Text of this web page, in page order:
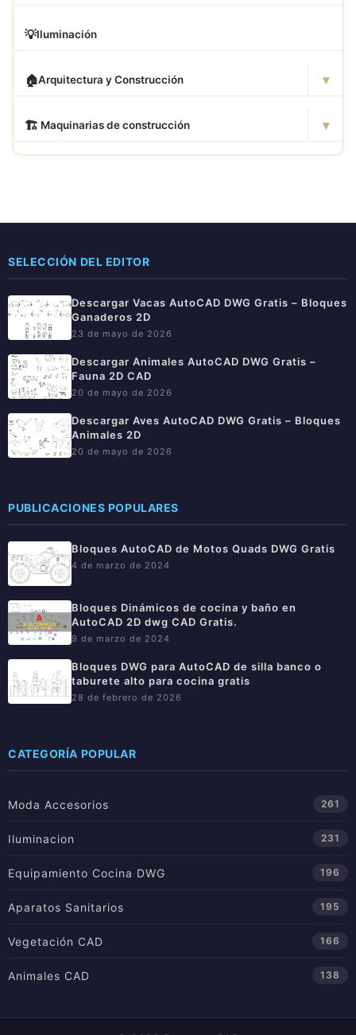
💡Iluminación
🏠Arquitectura y Construcción ▾
🏗 ️ Maquinarias de construcción ▾
SELECCIÓN DEL EDITOR
Descargar Vacas AutoCAD DWG Gratis – Bloques
Ganaderos 2D
23 de mayo de 2026
Descargar Animales AutoCAD DWG Gratis –
Fauna 2D CAD
20 de mayo de 2026
Descargar Aves AutoCAD DWG Gratis – Bloques
Animales 2D
20 de mayo de 2026
PUBLICACIONES POPULARES
Bloques AutoCAD de Motos Quads DWG Gratis
4 de marzo de 2024
Bloques Dinámicos de cocina y baño en
AutoCAD 2D dwg CAD Gratis.
9 de marzo de 2024
Bloques DWG para AutoCAD de silla banco o
taburete alto para cocina gratis
28 de febrero de 2026
CATEGORÍA POPULAR
Moda Accesorios 261
Iluminacion 231
Equipamiento Cocina DWG 196
Aparatos Sanitarios 195
Vegetación CAD 166
Animales CAD 138